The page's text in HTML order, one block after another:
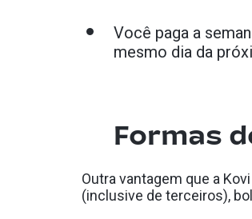
Você paga a
mesmo dia da
Formas
Outra vantagem que a
(inclusive de terceiros),